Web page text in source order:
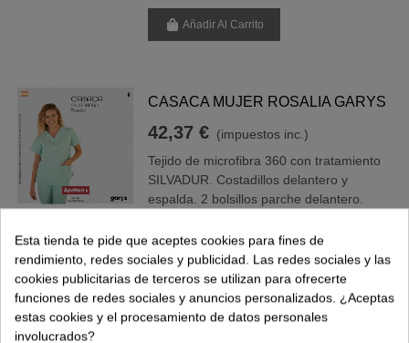
Añadir Al Carrito
CASACA MUJER ROSALIA GARYS
42,37 € (impuestos inc.)
Tejido de microfibra 360 con tratamiento
SILVADUR. Costadillos delantero y
espalda. 2 bolsillos parche delantero.
Largo aprox: 66 cm. Prenda M2: semi
ajustada. 659600
Añadir Al Carrito
Esta tienda te pide que aceptes cookies para fines de
rendimiento, redes sociales y publicidad. Las redes sociales y las
cookies publicitarias de terceros se utilizan para ofrecerte
funciones de redes sociales y anuncios personalizados. ¿Aceptas
estas cookies y el procesamiento de datos personales
involucrados?